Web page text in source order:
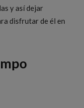
y así dejar
disfrutar de él en